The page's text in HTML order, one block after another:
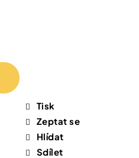
Tisk
Zeptat se
Hlídat
Sdílet